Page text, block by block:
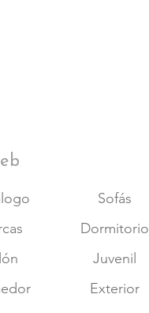
Sofás
Dormitorio
Juvenil
Exterior